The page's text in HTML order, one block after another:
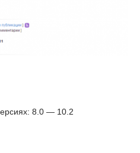
8.0 — 10.2